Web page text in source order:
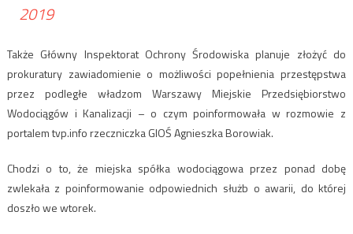
2019
Także Główny Inspektorat Ochrony Środowiska planuje złożyć do
prokuratury zawiadomienie o możliwości popełnienia przestępstwa
przez podległe władzom Warszawy Miejskie Przedsiębiorstwo
Wodociągów i Kanalizacji – o czym poinformowała w rozmowie z
portalem tvp.info rzeczniczka GIOŚ Agnieszka Borowiak.
Chodzi o to, że miejska spółka wodociągowa przez ponad dobę
zwlekała z poinformowanie odpowiednich służb o awarii, do której
doszło we wtorek.